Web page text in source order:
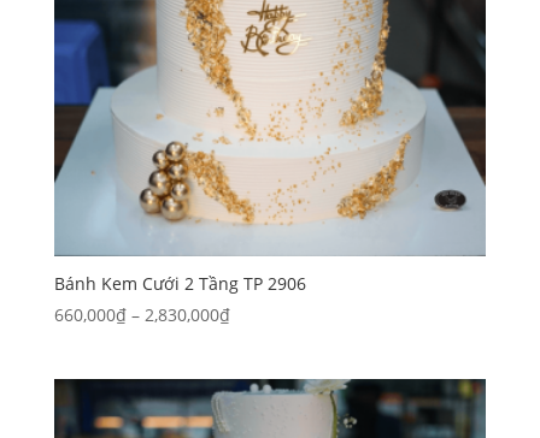
Bánh Kem Cưới 2 Tầng TP 2906
660,000₫ – 2,830,000₫Khoảng
660,000₫
đến